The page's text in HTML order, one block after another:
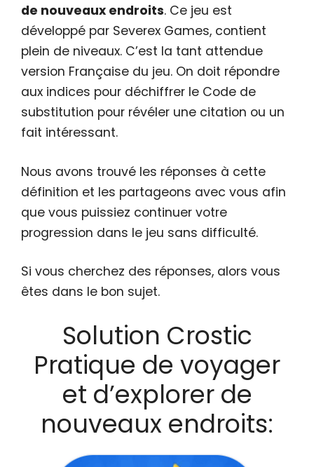
de nouveaux endroits. Ce jeu est
développé par Severex Games, contient
plein de niveaux. C’est la tant attendue
version Française du jeu. On doit répondre
aux indices pour déchiffrer le Code de
substitution pour révéler une citation ou un
fait intéressant.
Nous avons trouvé les réponses à cette
définition et les partageons avec vous afin
que vous puissiez continuer votre
progression dans le jeu sans difficulté.
Si vous cherchez des réponses, alors vous
êtes dans le bon sujet.
Solution Crostic
Pratique de voyager
et d’explorer de
nouveaux endroits: